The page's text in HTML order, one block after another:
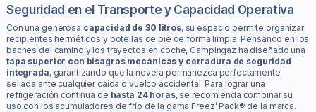
Seguridad en el Transporte y Capacidad Operativa
Con una generosa capacidad de 30 litros, su espacio permite organizar
recipientes herméticos y botellas de pie de forma limpia. Pensando en los
baches del camino y los trayectos en coche, Campingaz ha diseñado una
tapa superior con bisagras mecánicas y cerradura de seguridad
integrada, garantizando que la nevera permanezca perfectamente
sellada ante cualquier caída o vuelco accidental. Para lograr una
refrigeración continua de hasta 24 horas, se recomienda combinar su
uso con los acumuladores de frío de la gama Freez’ Pack® de la marca.